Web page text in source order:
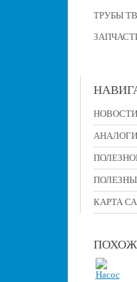
ТРУБЫ
НОВОСТИ
КАРТА